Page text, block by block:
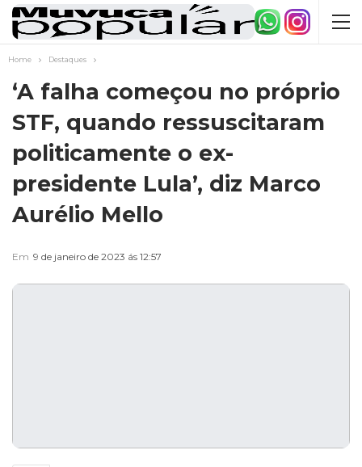
Home Destaques
‘A falha começou no próprio
STF, quando ressuscitaram
politicamente o ex-
presidente Lula’, diz Marco
Aurélio Mello
Em 9 de janeiro de 2023 ás 12:57